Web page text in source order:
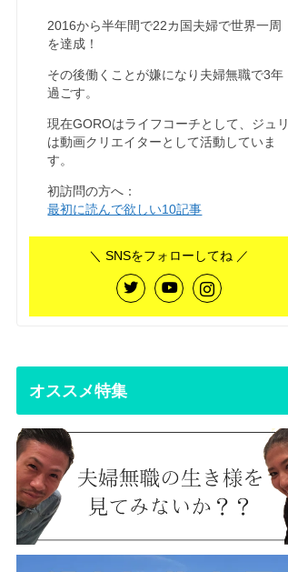
2016から半年間で22カ国夫婦で世界一周
を達成！
その後働くことが嫌になり夫婦無職で3年
過ごす。
現在GOROはライフコーチとして、ジュリ
は動画クリエイターとして活動していま
す。
初訪問の方へ：
最初に読んで欲しい10記事
＼ SNSをフォローしてね ／
オススメ特集